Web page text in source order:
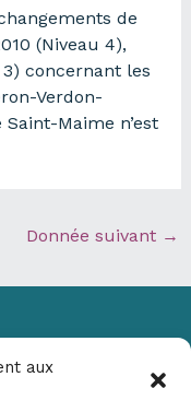
aux
de
(Niveau 4),
3) concernant les
Verdon-
Maime n’est
Donnée suivant →